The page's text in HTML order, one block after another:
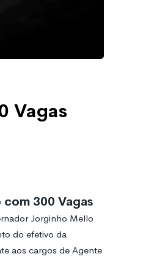
Vagas
300 Vagas
Jorginho Mello
do efetivo da
aos cargos de Agente